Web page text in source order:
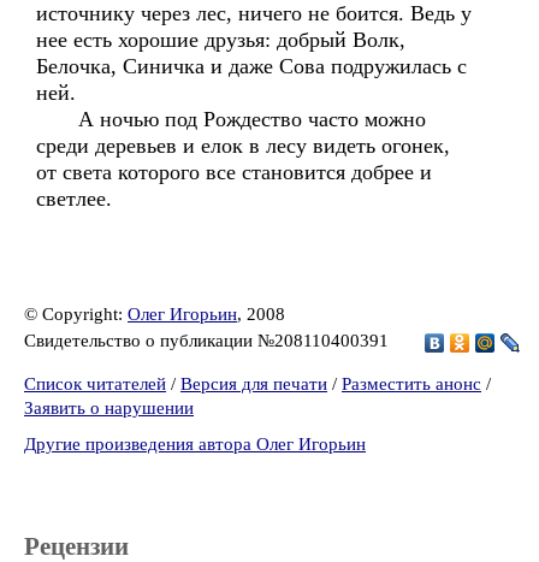
источнику через лес, ничего не боится. Ведь у
нее есть хорошие друзья: добрый Волк,
Белочка, Синичка и даже Сова подружилась с
ней.
А ночью под Рождество часто можно
среди деревьев и елок в лесу видеть огонек,
от света которого все становится добрее и
светлее.
© Copyright: Олег Игорьин, 2008
Свидетельство о публикации №208110400391
Список читателей / Версия для печати / Разместить анонс /
Заявить о нарушении
Другие произведения автора Олег Игорьин
Рецензии